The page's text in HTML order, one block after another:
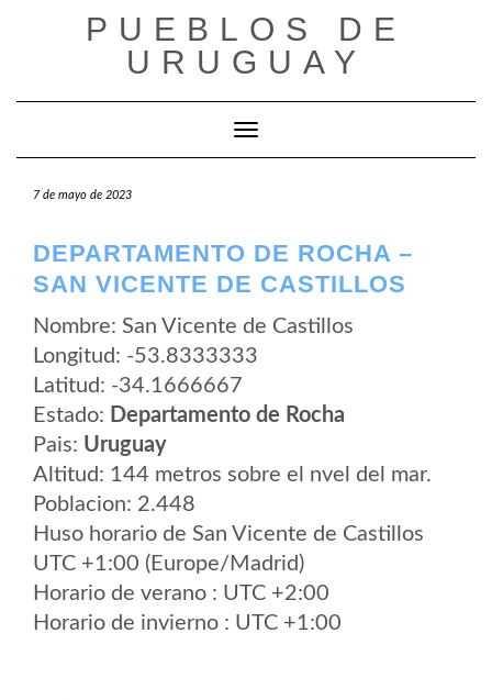
PUEBLOS DE
URUGUAY
Cambiar modo de navegación
7 de mayo de 2023
DEPARTAMENTO DE ROCHA –
SAN VICENTE DE CASTILLOS
Nombre: San Vicente de Castillos
Longitud: -53.8333333
Latitud: -34.1666667
Estado: Departamento de Rocha
Pais: Uruguay
Altitud: 144 metros sobre el nvel del mar.
Poblacion: 2.448
Huso horario de San Vicente de Castillos
UTC +1:00 (Europe/Madrid)
Horario de verano : UTC +2:00
Horario de invierno : UTC +1:00